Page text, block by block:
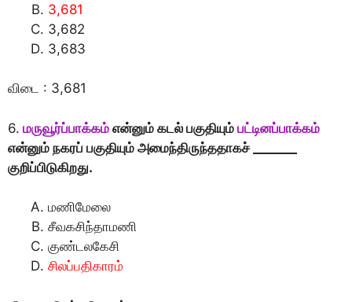
3,681
3,682
3,683
விடை : 3,681
6. மருவூர்ப்பாக்கம் என்னும் கடல் பகுதியும் பட்டினப்பாக்கம்
என்னும் நகரப் பகுதியும் அமைந்திருந்ததாகச் _______
குறிப்பிடுகிறது.
மணிமேலை
சீவகசிந்தாமணி
குண்டலகேசி
சிலப்பதிகாரம்